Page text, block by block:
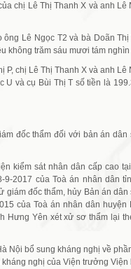
chị Lê Thị Thanh X và anh Lê
Lê Ngọc T2 và bà Doãn Thị
không trăm sáu mươi tám nghìn
P, chị Lê Thị Thanh X và anh Lê
U và cụ Bùi Thị T số tiền là
đốc thẩm đối với bản án dân
kiểm sát nhân dân cấp cao
9-2017 của Toà án nhân dân
giám đốc thẩm, hủy Bản án dân
của Toà án nhân dân huyện
Hưng Yên xét xử sơ thẩm lại
Nội bổ sung kháng nghị về
nghị của Viện trưởng Viện